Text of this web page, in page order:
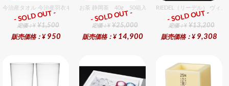
今治産タオル 今治産羽衣ギフトフェイスタオル 1個入セット
ギフト
定価：¥ ¥1,500
販売価格：¥ 950
- SOLD OUT -
お茶 静岡茶 40g 50箱入セット
ギフト
定価：¥ ¥25,000
販売価格：¥ 14,900
- SOLD OUT -
RIEDEL（リーデル） ヴィ
ギフト
定価：¥ ¥13,200
販売価格：¥ 9,308
- SOLD OUT -